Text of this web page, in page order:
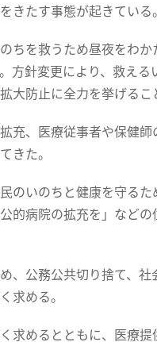
きたす事態が起きている。
ちを救うため昼夜をわ
方針変更により、救え
大防止に全力を挙げるこ
充、医療従事者や保健
きた。
のいのちと健康を守る
的病院の拡充を」など
、公務公共切り捨て、
求める。
求めるとともに、医療